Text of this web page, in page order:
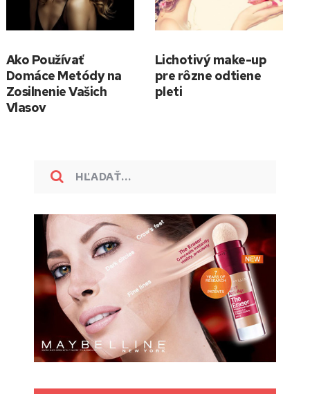
Ako Používať
Domáce Metódy na
Zosilnenie Vašich
Vlasov
Lichotivý make-up
pre rôzne odtiene
pleti